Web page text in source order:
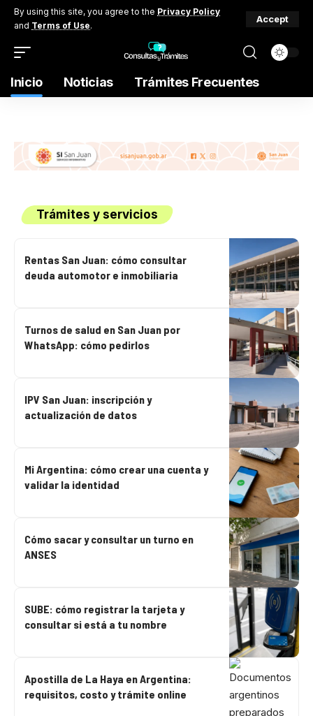
By using this site, you agree to the Privacy Policy
and Terms of Use.
Accept
Inicio Noticias Trámites Frecuentes
Trámites y servicios
Rentas San Juan: cómo consultar
deuda automotor e inmobiliaria
Turnos de salud en San Juan por
WhatsApp: cómo pedirlos
IPV San Juan: inscripción y
actualización de datos
Mi Argentina: cómo crear una cuenta y
validar la identidad
Cómo sacar y consultar un turno en
ANSES
SUBE: cómo registrar la tarjeta y
consultar si está a tu nombre
Apostilla de La Haya en Argentina:
requisitos, costo y trámite online